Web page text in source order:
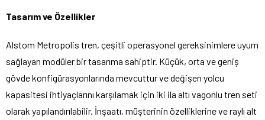
Tasarım ve Özellikler
Alstom Metropolis tren, çeşitli operasyonel gereksinimlere uyum
sağlayan modüler bir tasarıma sahiptir. Küçük, orta ve geniş
gövde konfigürasyonlarında mevcuttur ve değişen yolcu
kapasitesi ihtiyaçlarını karşılamak için iki ila altı vagonlu tren seti
olarak yapılandırılabilir. İnşaatı, müşterinin özelliklerine ve raylı alt